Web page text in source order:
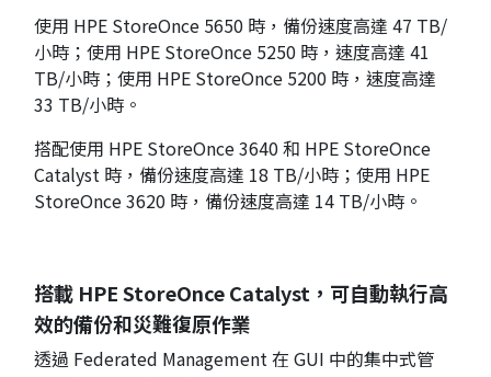
使用 HPE StoreOnce 5650 時，備份速度高達 47 TB/
小時；使用 HPE StoreOnce 5250 時，速度高達 41
TB/小時；使用 HPE StoreOnce 5200 時，速度高達
33 TB/小時。
搭配使用 HPE StoreOnce 3640 和 HPE StoreOnce
Catalyst 時，備份速度高達 18 TB/小時；使用 HPE
StoreOnce 3620 時，備份速度高達 14 TB/小時。
搭載 HPE StoreOnce Catalyst，可自動執行高
效的備份和災難復原作業
透過 Federated Management 在 GUI 中的集中式管